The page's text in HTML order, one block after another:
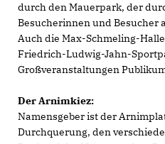
durch den Mauerpark, der
Besucherinnen und Besucher
Auch die Max-Schmeling-
Friedrich-Ludwig-Jahn-
Großveranstaltungen
Der Arnimkiez:
Namensgeber ist der
Durchquerung, den